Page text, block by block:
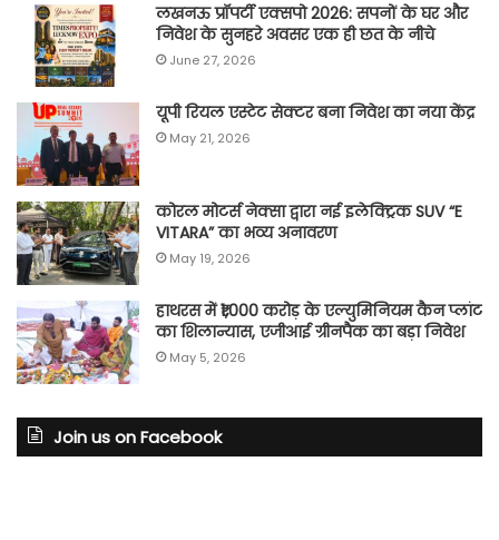
लखनऊ प्रॉपर्टी एक्सपो 2026: सपनों के घर और
निवेश के सुनहरे अवसर एक ही छत के नीचे
June 27, 2026
यूपी रियल एस्टेट सेक्टर बना निवेश का नया केंद्र
May 21, 2026
कोरल मोटर्स नेक्सा द्वारा नई इलेक्ट्रिक SUV “E
VITARA” का भव्य अनावरण
May 19, 2026
हाथरस में ₹1,000 करोड़ के एल्युमिनियम कैन प्लांट
का शिलान्यास, एजीआई ग्रीनपैक का बड़ा निवेश
May 5, 2026
Join us on Facebook